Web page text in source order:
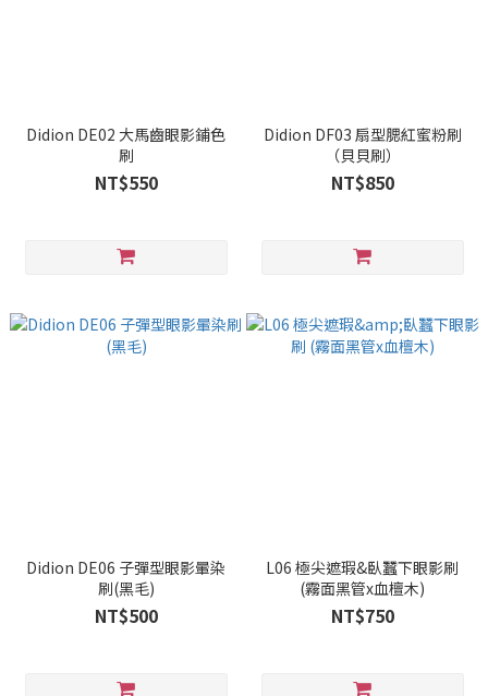
Didion DE02 大馬齒眼影鋪色
刷
NT$550
Didion DF03 扇型腮紅蜜粉刷
（貝貝刷）
NT$850
Didion DE06 子彈型眼影暈染
刷(黑毛)
NT$500
L06 極尖遮瑕&臥蠶下眼影刷
(霧面黑管x血檀木)
NT$750